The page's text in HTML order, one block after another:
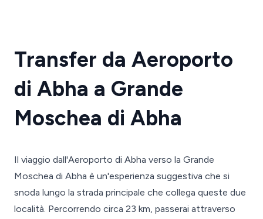
Transfer da Aeroporto
di Abha a Grande
Moschea di Abha
Il viaggio dall'Aeroporto di Abha verso la Grande
Moschea di Abha è un'esperienza suggestiva che si
snoda lungo la strada principale che collega queste due
località. Percorrendo circa 23 km, passerai attraverso